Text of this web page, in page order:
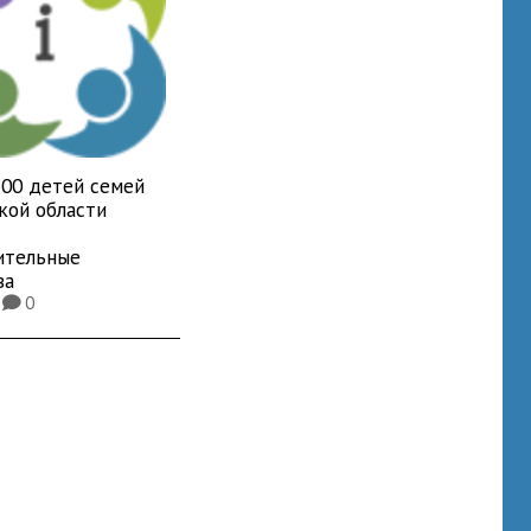
детей семей
области
K0